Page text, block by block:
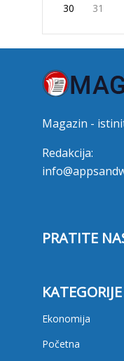
30 31
Magazin -
Redakcija:
PRATITE
KATEGORIJE
Ekonomija
Početna